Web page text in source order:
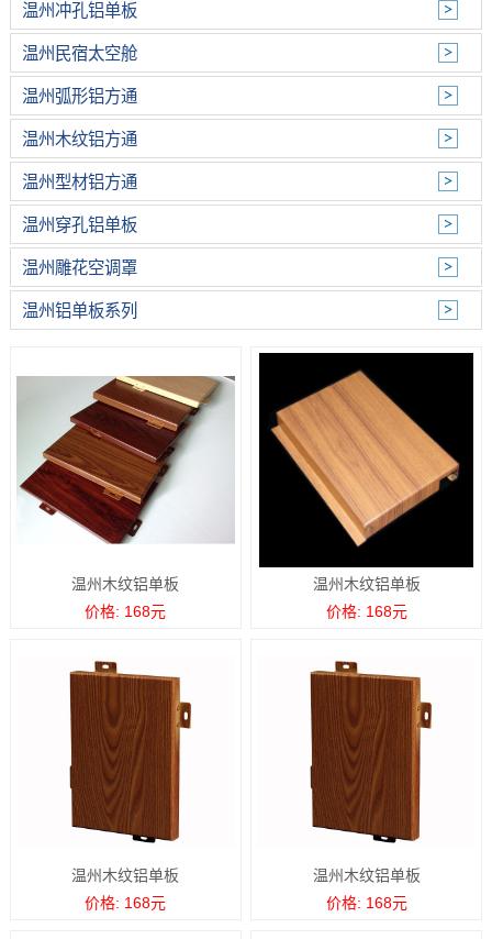
温州冲孔铝单板
温州民宿太空舱
温州弧形铝方通
温州木纹铝方通
温州型材铝方通
温州穿孔铝单板
温州雕花空调罩
温州铝单板系列
温州木纹铝单板
价格: 168元
温州木纹铝单板
价格: 168元
温州木纹铝单板
价格: 168元
温州木纹铝单板
价格: 168元